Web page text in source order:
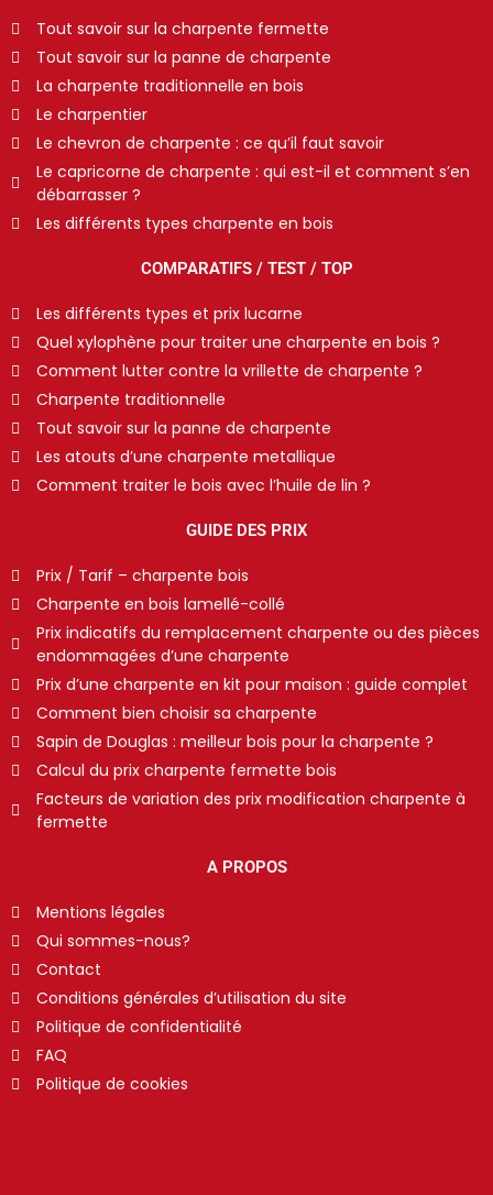
Tout savoir sur la charpente fermette
Tout savoir sur la panne de charpente
La charpente traditionnelle en bois
Le charpentier
Le chevron de charpente : ce qu’il faut savoir
Le capricorne de charpente : qui est-il et comment s’en
débarrasser ?
Les différents types charpente en bois
COMPARATIFS / TEST / TOP
Les différents types et prix lucarne
Quel xylophène pour traiter une charpente en bois ?
Comment lutter contre la vrillette de charpente ?
Charpente traditionnelle
Tout savoir sur la panne de charpente
Les atouts d’une charpente metallique
Comment traiter le bois avec l’huile de lin ?
GUIDE DES PRIX
Prix / Tarif – charpente bois
Charpente en bois lamellé-collé
Prix indicatifs du remplacement charpente ou des pièces
endommagées d’une charpente
Prix d’une charpente en kit pour maison : guide complet
Comment bien choisir sa charpente
Sapin de Douglas : meilleur bois pour la charpente ?
Calcul du prix charpente fermette bois
Facteurs de variation des prix modification charpente à
fermette
A PROPOS
Mentions légales
Qui sommes-nous?
Contact
Conditions générales d’utilisation du site
Politique de confidentialité
FAQ
Politique de cookies